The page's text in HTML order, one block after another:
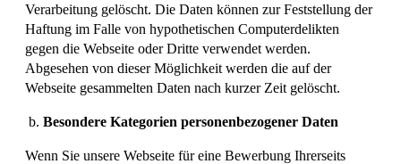
Verarbeitung gelöscht. Die Daten können zur Feststellung der
Haftung im Falle von hypothetischen Computerdelikten
gegen die Webseite oder Dritte verwendet werden.
Abgesehen von dieser Möglichkeit werden die auf der
Webseite gesammelten Daten nach kurzer Zeit gelöscht.
Besondere Kategorien personenbezogener Daten
Wenn Sie unsere Webseite für eine Bewerbung Ihrerseits